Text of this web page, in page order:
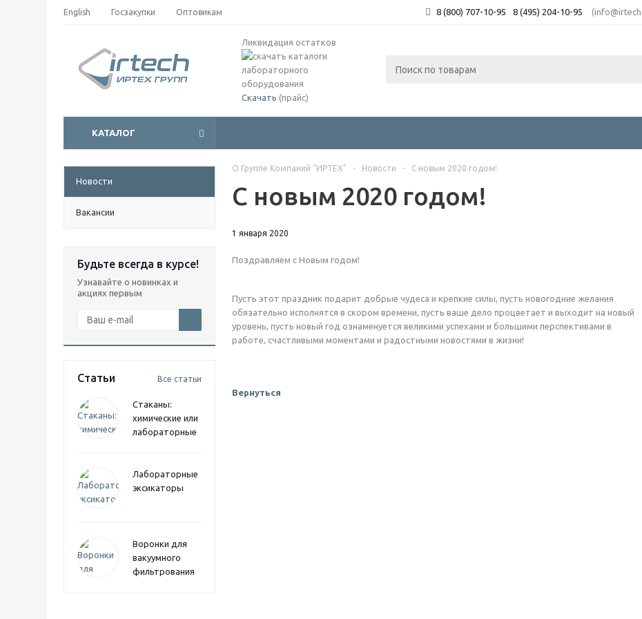
English Госзакупки Оптовикам 8 (800) 707-10-95 8 (495) 204-10-95
Ликвидация остатков
Скачать (прайс)
КАТАЛОГ
Новости
Вакансии
Будьте всегда в курсе!
Узнавайте о новинках и
акциях первым
Статьи Все статьи
Стаканы:
химические или
лабораторные
Лабораторные
эксикаторы
Воронки для
вакуумного
фильтрования
О Группе Компаний "ИРТЕХ" - Новости - С новым 2020 годом!
С новым 2020 годом!
1 января 2020
Поздравляем с Новым годом!
Пусть этот праздник подарит добрые чудеса и крепкие силы, пусть новогодние желания
обязательно исполнятся в скором времени, пусть ваше дело процветает и выходит на новый
уровень, пусть новый год ознаменуется великими успехами и большими перспективами в
работе, счастливыми моментами и радостными новостями в жизни!
Вернуться